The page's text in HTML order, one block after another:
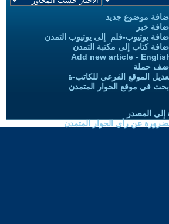
اضافة موضوع جديد
اضافة خبر
إضافة يوتيوب-فلم إلى يوتيوب التمدن
إضافة كتاب إلى مكتبة التمدن
Add new article -
أضف حملة
الموقع الفرعي للكاتب-ة
ابحث في موقع الحوار المتمدن
إلى المصدر
عن رأي الحوار المتمدن